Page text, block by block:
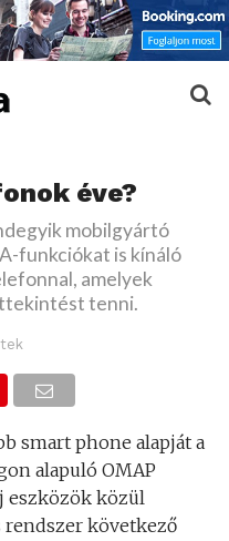
éve?
mobilgyártó
funkciókat is kínáló
amelyek
tenni.
smart phone alapját a
alapuló OMAP
eszközök közül
rendszer következő